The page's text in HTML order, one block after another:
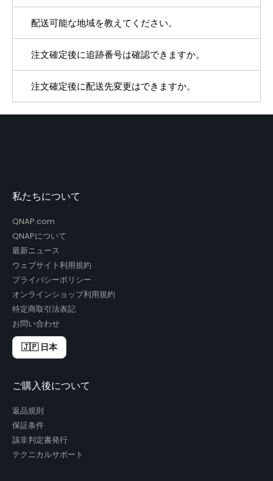
物流業者は「佐川急便」となります。配送料は一律
800円です。
20万円以上の1注文につき、配送料は無料となりま
す。北海道・四国・九州並びに離島地域はへの配送
に関しては別途追加送料が必要になるかつお届けに
日数が掛かります。尚、天候や交通状況等によって
は更に日数がかかる場合もございます。予めご了承
ください。
配送可能な地域を教えてください。
"お届けは日本国内に限らせていただきます。
北海道・四国・九州並びに離島地域はお届けに日数
が掛かります。尚、天候や交通状況等によっては更
注文確定後に追跡番号は確認できますか。
発送準備が完了したら「出荷のお知らせ」メールを
お送りします。
注文確定後に配送先変更はできますか。
私たちについて
QNAP.com
QNAPについて
最新ニュース
ウェブサイト利用規約
プライバシーポリシー
オンラインショップ利用規約
特定商取引法表記
お問い合わせ
🇯🇵 日本
ご購入後について
返品規則
保証条件
該非判定書発行
テクニカルサポート